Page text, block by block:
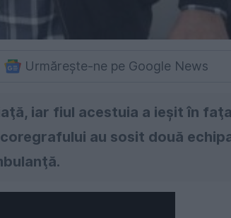
Urmărește-ne pe Google News
iar fiul acestuia a ieşit în faţa
au sosit două